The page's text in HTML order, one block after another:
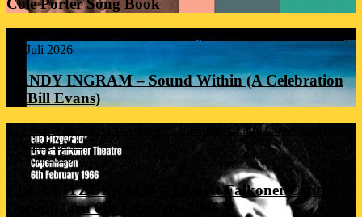
Cole Porter Song Book
24. Juli 2026
RANDY INGRAM – Sound Within (A Celebration
Of Bill Evans)
ELLA FITZGERALD – Live At Falkoner Centre Copenhagen 6th
February 1966
23. Juli 2026
ELLA FITZGERALD – Live At Falkoner Centre
Copenhagen 6th February 1966